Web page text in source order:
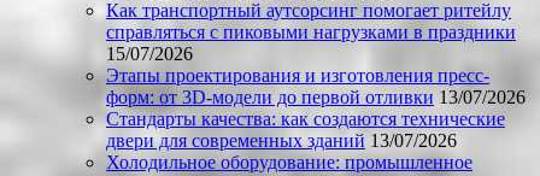
Как транспортный аутсорсинг помогает ритейлу
справляться с пиковыми нагрузками в праздники
15/07/2026
Этапы проектирования и изготовления пресс-
форм: от 3D-модели до первой отливки 13/07/2026
Стандарты качества: как создаются технические
двери для современных зданий 13/07/2026
Холодильное оборудование: промышленное